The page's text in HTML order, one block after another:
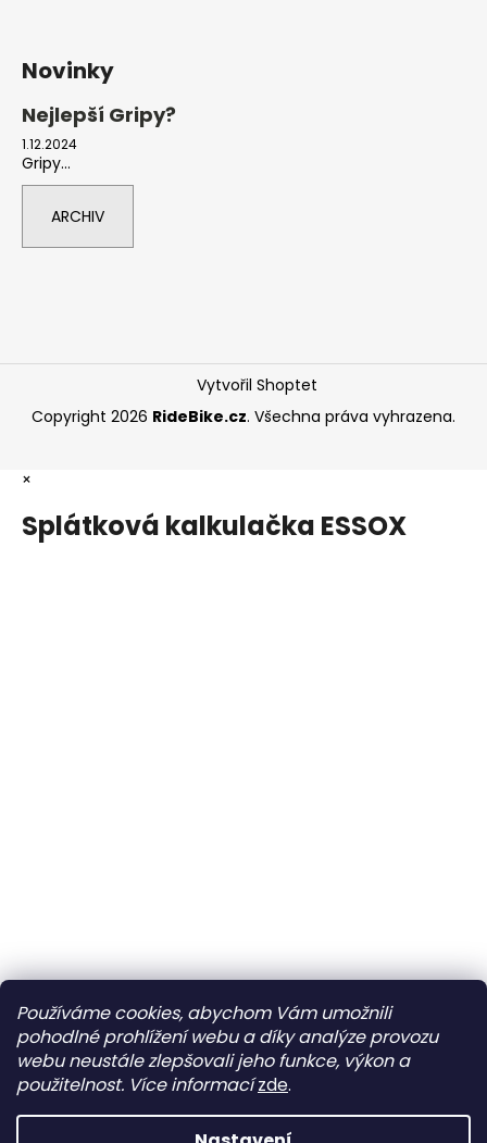
Používáme cookies, abychom Vám umožnili
pohodlné prohlížení webu a díky analýze provozu
webu neustále zlepšovali jeho funkce, výkon a
použitelnost. Více informací zde.
Novinky
Nejlepší Gripy?
1.12.2024
Gripy...
ARCHIV
Vytvořil Shoptet
Copyright 2026 RideBike.cz. Všechna práva vyhrazena.
×
Splátková kalkulačka ESSOX